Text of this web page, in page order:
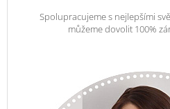
Spolupracujeme s nejlepšími
můžeme dovolit 100%